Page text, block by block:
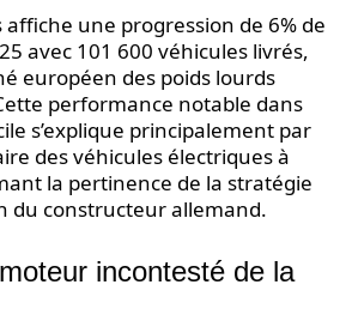
affiche une progression de 6% de
avec 101 600 véhicules livrés,
européen des poids lourds
performance notable dans
s’explique principalement par
des véhicules électriques à
la pertinence de la stratégie
du constructeur allemand.
incontesté de la